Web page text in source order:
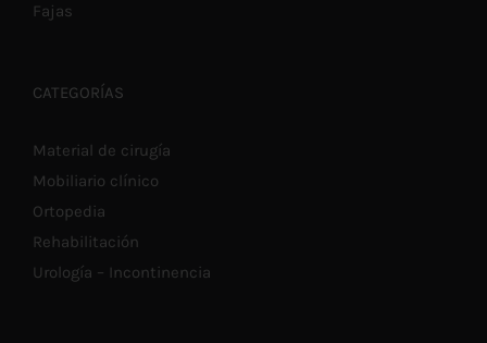
Fajas
CATEGORÍAS
Material de cirugía
Mobiliario clínico
Ortopedia
Rehabilitación
Urología – Incontinencia